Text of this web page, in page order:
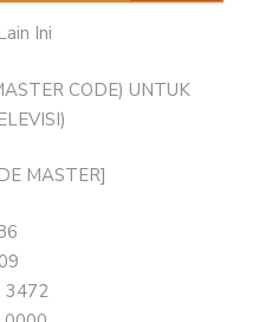
Ini
CODE) UNTUK
MASTER]
3472